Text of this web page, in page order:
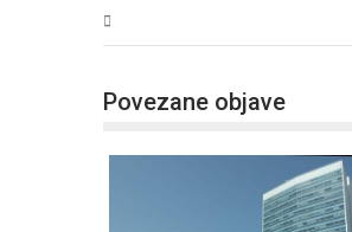
Povezane objave